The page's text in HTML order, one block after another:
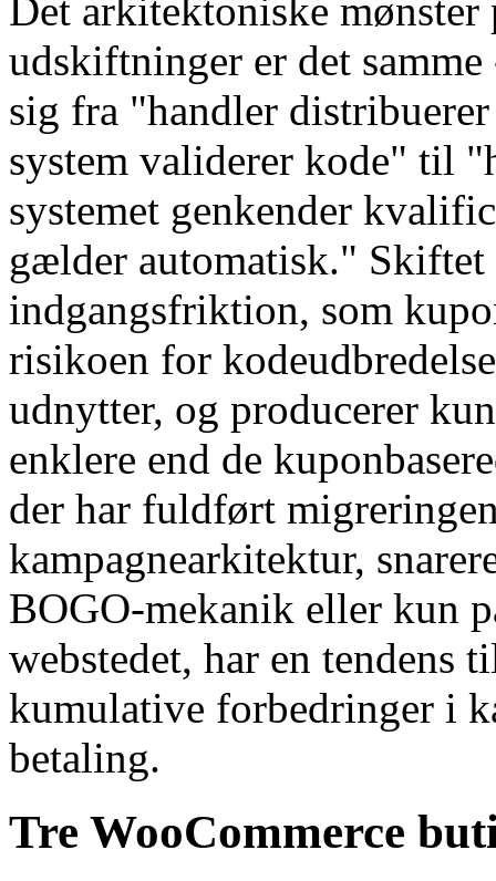
Det arkitektoniske
udskiftninger er det
sig fra "handler
system validerer kode" til
systemet genkender
gælder automatisk."
indgangsfriktion, som
risikoen for
udnytter, og producerer
enklere end de
der har fuldført
kampagnearkitektur,
BOGO-mekanik eller kun
webstedet, har en tendens
kumulative forbedringer i
betaling.
Tre WooCommerce